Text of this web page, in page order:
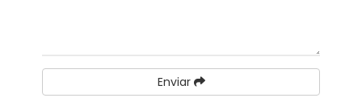
Enviar